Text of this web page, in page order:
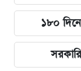
১৮০